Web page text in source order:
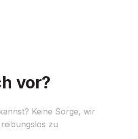
vor?
Keine Sorge, wir
zu